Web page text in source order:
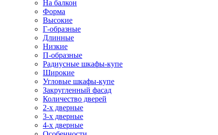
На балкон
Форма
Высокие
Г-образные
Длинные
Низкие
П-образные
Радиусные шкафы-купе
Широкие
Угловые шкафы-купе
Закругленный фасад
Количество дверей
2-х дверные
3-х дверные
4-х дверные